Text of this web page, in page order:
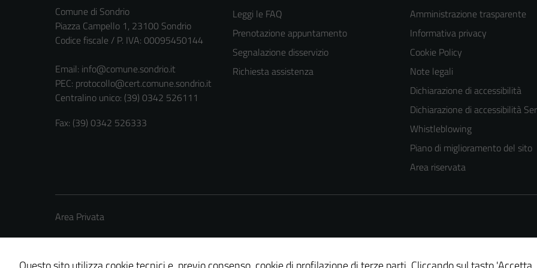
Comune di Sondrio
Piazza Campello 1, 23100 Sondrio
Codice fiscale / P. IVA: 00095450144
Email: info@comune.sondrio.it
PEC: protocollo@cert.comune.sondrio.it
Centralino unico: (39) 0342 526111
Fax: (39) 0342 526333
Leggi le FAQ
Prenotazione appuntamento
Segnalazione disservizio
Richiesta assistenza
Amministrazione trasparente
Informativa privacy
Cookie Policy
Note legali
Dichiarazione di accessibilità
Dichiarazione di accessibilità
Whistleblowing
Piano di miglioramento del sito
Area riservata
Area Privata
Tecnici